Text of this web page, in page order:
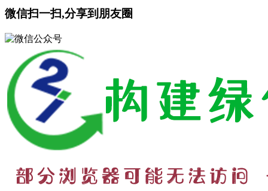
微信扫一扫,分享到朋友圈